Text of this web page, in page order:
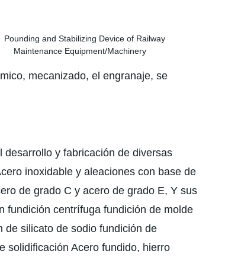
mecanizado, el engranaje, se
y fabricación de diversas
inoxidable y aleaciones con base de
de grado C y acero de grado E, Y sus
fundición centrífuga fundición de molde
de silicato de sodio fundición de
solidificación Acero fundido, hierro